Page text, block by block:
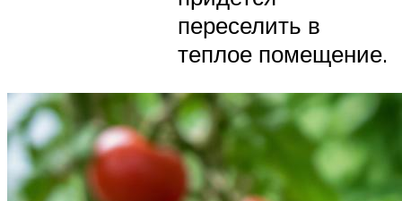
переселить в
теплое помещение.